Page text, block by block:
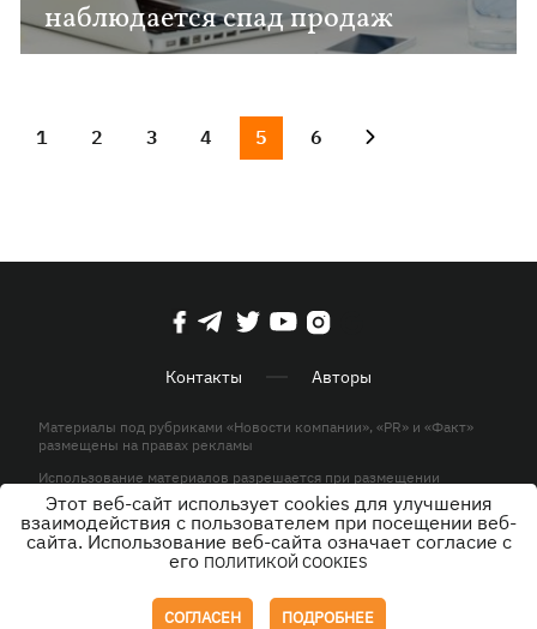
наблюдается спад продаж
1 2 3 4 5 6
Контакты Авторы
Материалы под рубриками «Новости компании», «PR» и «Факт»
размещены на правах рекламы
Использование материалов разрешается при размещении
активной гиперссылки на KP.UA в первом абзаце.
© ООО «ЮЛАВ МЕДИА»,2026. Все права защищены.
Этот веб-сайт использует cookies для улучшения
взаимодействия с пользователем при посещении веб-
сайта. Использование веб-сайта означает согласие с
его ПОЛИТИКОЙ COOKIES
СОГЛАСЕН ПОДРОБНЕЕ